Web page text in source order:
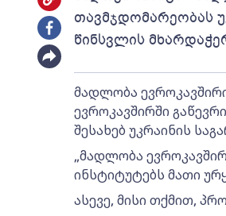
თავმჯდომარეობას
წინსვლის
მადლობა
ევროკავშირში
შესახებ უკრაინის
„მადლობა
ინსტიტუტებს მათი
ასევე, მისი თქმით,